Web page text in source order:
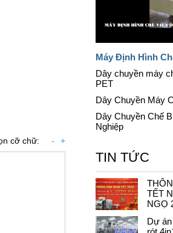
cỡ chữ: - +
Máy Định Hình
Dây chuyền máy
PET
Dây Chuyền Máy
Dây Chuyền Chế
Nghiệp
TIN TỨC
TẾT
NGỌ
Dự